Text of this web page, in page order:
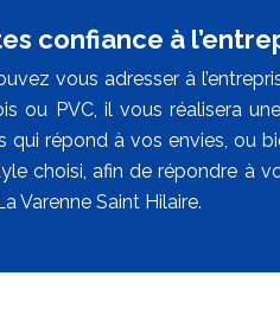
confiance à
vous adresser à
ou PVC, il vous réalisera
qui répond à vos envies, ou
choisi, afin de répondre à
Varenne Saint Hilaire.